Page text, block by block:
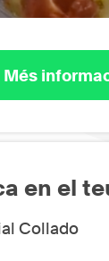
Més
en el
Collado